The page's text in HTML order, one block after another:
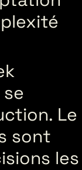
Le
sont
les